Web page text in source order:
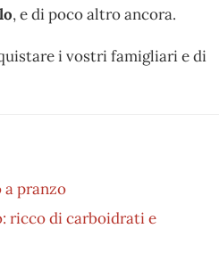
, e di poco altro ancora.
i vostri famigliari e di
a pranzo
ricco di carboidrati e